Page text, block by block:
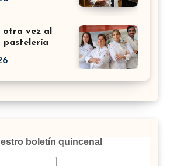
otra vez al
pastelería
boletín quincenal